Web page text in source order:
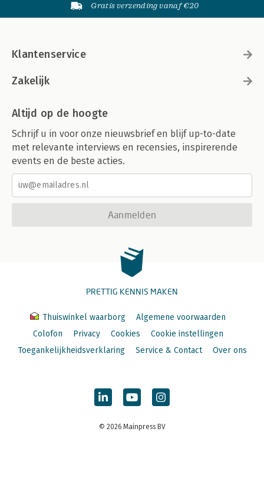
Gratis verzending vanaf €20
Klantenservice
Zakelijk
Altijd op de hoogte
Schrijf u in voor onze nieuwsbrief en blijf up-to-date
met relevante interviews en recensies, inspirerende
events en de beste acties.
Aanmelden
PRETTIG KENNIS MAKEN
Thuiswinkel waarborg
Algemene voorwaarden
Colofon
Privacy Cookies
Cookie instellingen
Toegankelijkheidsverklaring
Service & Contact Over ons
© 2026 Mainpress BV